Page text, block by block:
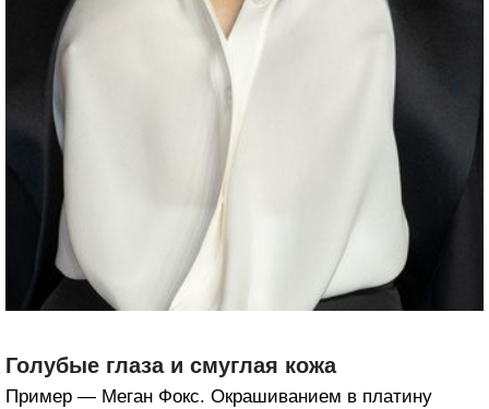
Голубые глаза и смуглая кожа
Пример — Меган Фокс. Окрашиванием в платину